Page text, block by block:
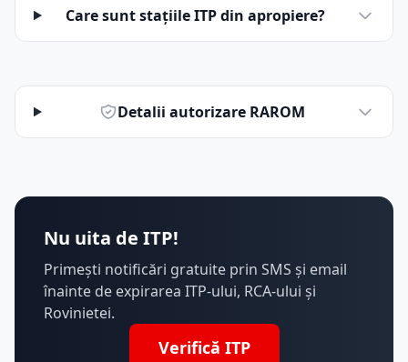
Care sunt stațiile ITP din apropiere?
Detalii autorizare RAROM
Nu uita de ITP!
Primești notificări gratuite prin SMS și email
înainte de expirarea ITP-ului, RCA-ului și
Rovinietei.
Verifică ITP